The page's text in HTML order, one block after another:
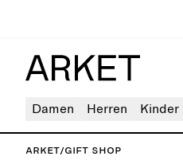
Damen Herren Kinder
ARKET/Gift shop